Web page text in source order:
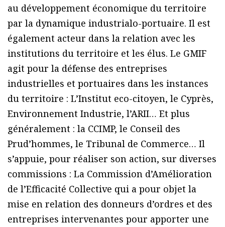
au développement économique du territoire
par la dynamique industrialo-portuaire. Il est
également acteur dans la relation avec les
institutions du territoire et les élus. Le GMIF
agit pour la défense des entreprises
industrielles et portuaires dans les instances
du territoire : L’Institut eco-citoyen, le Cyprès,
Environnement Industrie, l’ARII… Et plus
généralement : la CCIMP, le Conseil des
Prud’hommes, le Tribunal de Commerce… Il
s’appuie, pour réaliser son action, sur diverses
commissions : La Commission d’Amélioration
de l’Efficacité Collective qui a pour objet la
mise en relation des donneurs d’ordres et des
entreprises intervenantes pour apporter une